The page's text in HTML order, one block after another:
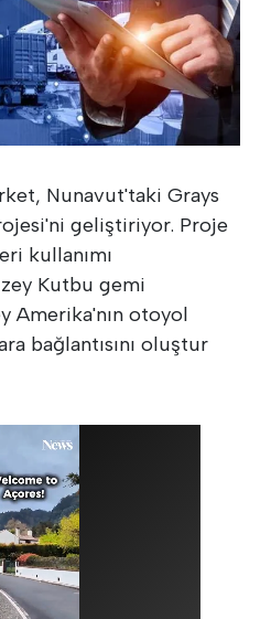
Nunavut'taki Grays
geliştiriyor. Proje
kullanımı
Kutbu gemi
Amerika'nın otoyol
bağlantısını oluştur